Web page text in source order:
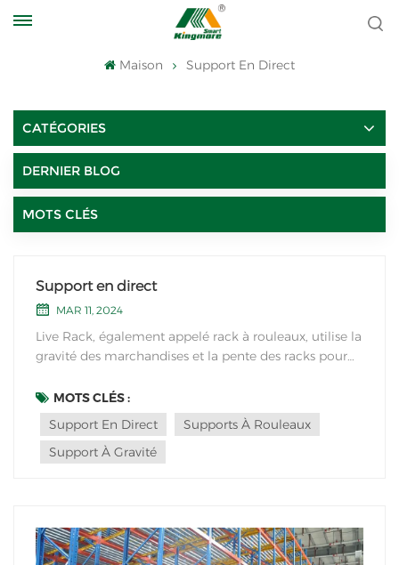
Maison Support En Direct
CATÉGORIES
DERNIER BLOG
MOTS CLÉS
Support en direct
MAR 11, 2024
Live Rack, également appelé rack à rouleaux, utilise la
gravité des marchandises et la pente des racks pour
structure du rack est similaire à celle du rack à
poutres, sauf que le rail à rouleaux est i...
MOTS CLÉS :
Support En Direct
Supports À Rouleaux
Support À Gravité